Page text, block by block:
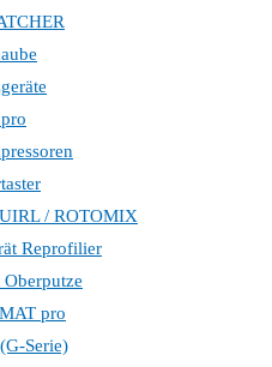
/ ROTOMIX
Reprofilier
Oberputze
pro
Serie)